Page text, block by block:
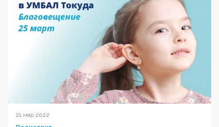
21 мар 2022